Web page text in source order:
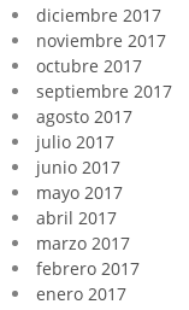
diciembre 2017
noviembre 2017
octubre 2017
septiembre 2017
agosto 2017
julio 2017
junio 2017
mayo 2017
abril 2017
marzo 2017
febrero 2017
enero 2017